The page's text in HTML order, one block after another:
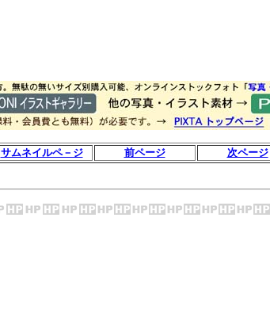
サムネイルペ－ジ 前ページ 次ページ